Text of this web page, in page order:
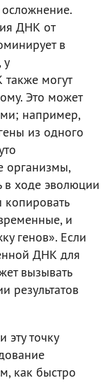
осложнение.
ДНК от
в
могут
Это может
например,
из одного
организмы,
в ходе эволюции
и
генов». Если
ДНК для
вызывать
результатов
точку
как быстро